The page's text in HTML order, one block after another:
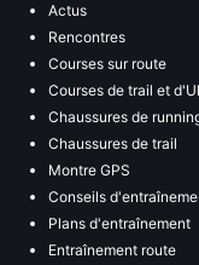
Actus
Rencontres
Courses sur route
Courses de trail et
Chaussures de
Chaussures de trail
Montre GPS
Conseils
Plans d'entraînement
Entraînement route